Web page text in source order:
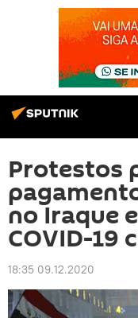
Protestos
no Iraque
COVID-19
18:35 09.12.2020